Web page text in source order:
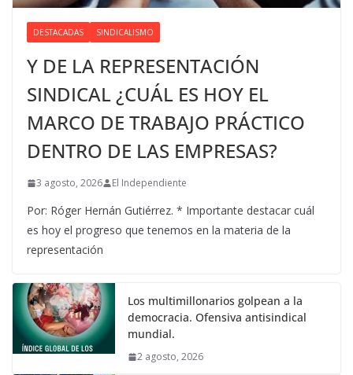
DESTACADAS SINDICALISMO
Y DE LA REPRESENTACIÓN
SINDICAL ¿CUÁL ES HOY EL
MARCO DE TRABAJO PRÁCTICO
DENTRO DE LAS EMPRESAS?
3 agosto, 2026 El Independiente
Por: Róger Hernán Gutiérrez. * Importante destacar cuál
es hoy el progreso que tenemos en la materia de la
representación
Los multimillonarios golpean a la
democracia. Ofensiva antisindical
mundial.
2 agosto, 2026